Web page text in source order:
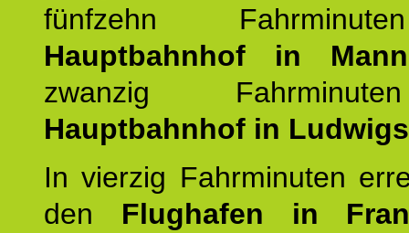
fünfzehn
Hauptbahnhof in
zwanzig
Hauptbahnhof in
In vierzig Fahrminuten
den Flughafen in